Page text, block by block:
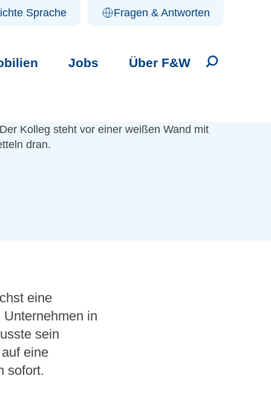
Sprache Fragen & Antworten
Jobs Über F&W Suche
eine
in
sein
eine
sofort.